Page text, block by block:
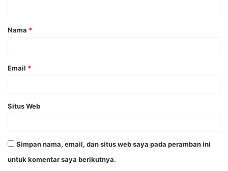
a
r
Nama *
Email *
Situs Web
Simpan nama, email, dan situs web saya pada peramban ini
untuk komentar saya berikutnya.